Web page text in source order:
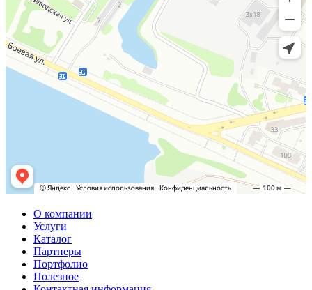
О компании
Услуги
Каталог
Партнеры
Портфолио
Полезное